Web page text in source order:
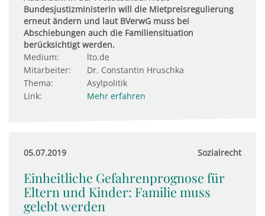
Bundesjustizministerin will die Mietpreisregulierung
erneut ändern und laut BVerwG muss bei
Abschiebungen auch die Familiensituation
berücksichtigt werden.
Medium:
lto.de
Mitarbeiter:
Dr. Constantin Hruschka
Thema:
Asylpolitik
Link:
Mehr erfahren
05.07.2019 Sozialrecht
Einheitliche Gefahrenprognose für
Eltern und Kinder: Familie muss
gelebt werden